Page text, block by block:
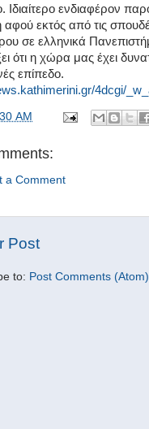
Ιδιαίτερο ενδιαφέρον
εκτός από τις
σε ελληνικά
ότι η χώρα μας έχει
επίπεδο.
4dcgi/
AM
a Comment
Post
to: Post Comments (Atom)